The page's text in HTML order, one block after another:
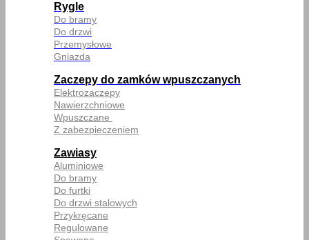
Rygle
Do bramy
Do drzwi
Przemysłowe
Gniazda
Zaczepy do zamków wpuszczanych
Elektrozaczepy
Nawierzchniowe
Wpuszczane
Z zabezpieczeniem
Zawiasy
Aluminiowe
Do bramy
Do furtki
Do drzwi stalowych
Przykręcane
Regulowane